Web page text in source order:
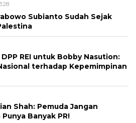
Subianto Sudah Sejak
REI untuk Bobby Nasution:
terhadap Kepemimpinan
Shah: Pemuda Jangan
Banyak PR!